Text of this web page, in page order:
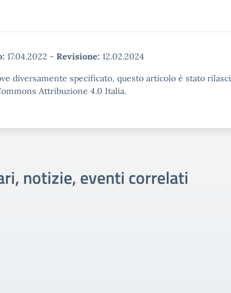
17.04.2022 - Revisione: 12.02.2024
diversamente specificato, questo articolo è stato
Attribuzione 4.0 Italia.
notizie, eventi correlati